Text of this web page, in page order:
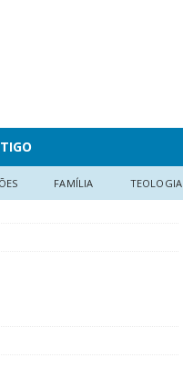
FAMÍLIA TEOLOGIA